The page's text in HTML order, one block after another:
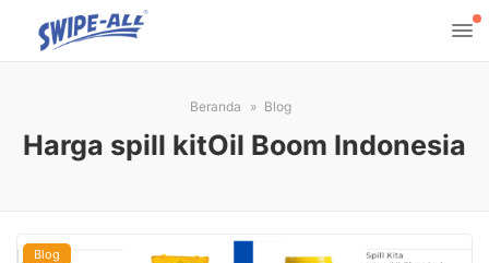
Beranda Blog
Harga spill kitOil Boom Indonesia
Blog